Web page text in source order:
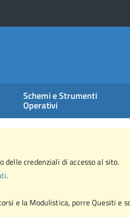
Schemi e Strumenti
Operativi
credenziali di accesso al sito.
.
e la Modulistica, porre Quesiti e